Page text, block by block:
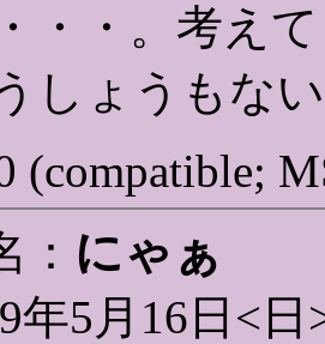
・・。考え
しょうもな
(compatible;
： にゃぁ
年5月16日<日